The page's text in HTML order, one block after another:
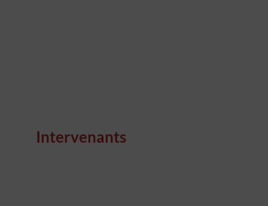
Intervenants